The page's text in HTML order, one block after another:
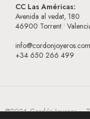
CC Las Américas:
Avenida al vedat, 180
46900 Torrent •
info@cordonjoyeros.com
+34 650 266 499
@2026 Cordón Joyeros –